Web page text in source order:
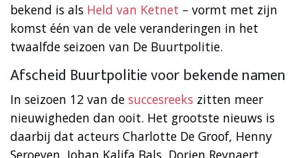
bekend is als Held van Ketnet – vormt met zijn
komst één van de vele veranderingen in het
twaalfde seizoen van De Buurtpolitie.
Afscheid Buurtpolitie voor bekende namen
In seizoen 12 van de succesreeks zitten meer
nieuwigheden dan ooit. Het grootste nieuws is
daarbij dat acteurs Charlotte De Groof, Henny
Seroeyen, Johan Kalifa Bals, Dorien Reynaert,